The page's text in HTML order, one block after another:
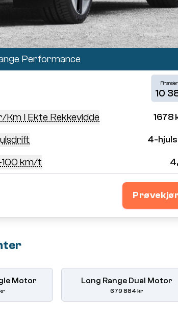
Performance
10
km I Ekte Rekkevidde 1678
4-
km/t
Motor Long Range Dual Motor
679 884 kr